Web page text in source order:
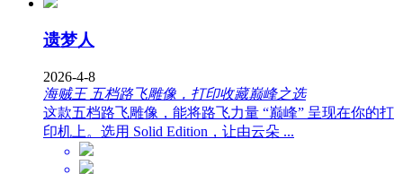
遗梦人
2026-4-8
海贼王 五档路飞雕像，打印收藏巅峰之选
这款五档路飞雕像，能将路飞力量 “巅峰” 呈现在你的打
印机上。选用 Solid Edition，让由云朵 ...